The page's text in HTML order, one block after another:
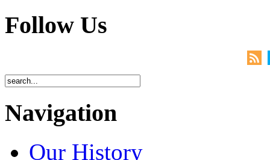
Follow Us
Navigation
Our History